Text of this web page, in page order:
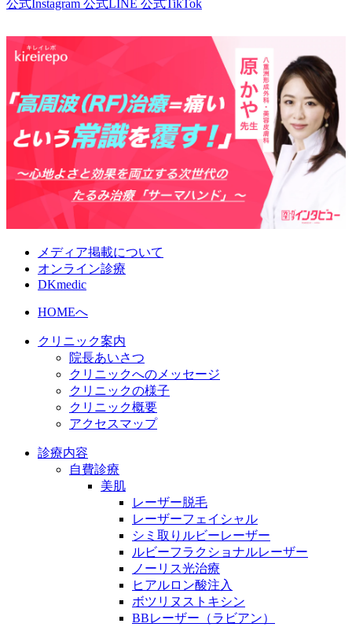
公式Instagram 公式LINE 公式TikTok
メディア掲載について
オンライン診療
DKmedic
HOMEへ
クリニック案内
院長あいさつ
クリニックへのメッセージ
クリニックの様子
クリニック概要
アクセスマップ
診療内容
自費診療
美肌
レーザー脱毛
レーザーフェイシャル
シミ取りルビーレーザー
ルビーフラクショナルレーザー
ノーリス光治療
ヒアルロン酸注入
ボツリヌストキシン
BBレーザー（ラビアン）